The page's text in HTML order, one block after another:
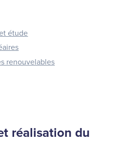
étude
renouvelables
réalisation du